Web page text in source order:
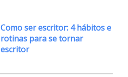
Como ser escritor: 4 hábitos e
rotinas para se tornar
escritor